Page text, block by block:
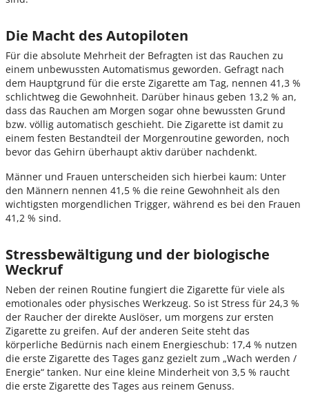
Die Macht des Autopiloten
Für die absolute Mehrheit der Befragten ist das Rauchen zu
einem unbewussten Automatismus geworden. Gefragt nach
dem Hauptgrund für die erste Zigarette am Tag, nennen 41,3 %
schlichtweg die Gewohnheit. Darüber hinaus geben 13,2 % an,
dass das Rauchen am Morgen sogar ohne bewussten Grund
bzw. völlig automatisch geschieht. Die Zigarette ist damit zu
einem festen Bestandteil der Morgenroutine geworden, noch
bevor das Gehirn überhaupt aktiv darüber nachdenkt.
Männer und Frauen unterscheiden sich hierbei kaum: Unter
den Männern nennen 41,5 % die reine Gewohnheit als den
wichtigsten morgendlichen Trigger, während es bei den Frauen
41,2 % sind.
Stressbewältigung und der biologische
Weckruf
Neben der reinen Routine fungiert die Zigarette für viele als
emotionales oder physisches Werkzeug. So ist Stress für 24,3 %
der Raucher der direkte Auslöser, um morgens zur ersten
Zigarette zu greifen. Auf der anderen Seite steht das
körperliche Bedürnis nach einem Energieschub: 17,4 % nutzen
die erste Zigarette des Tages ganz gezielt zum „Wach werden /
Energie“ tanken. Nur eine kleine Minderheit von 3,5 % raucht
die erste Zigarette des Tages aus reinem Genuss.